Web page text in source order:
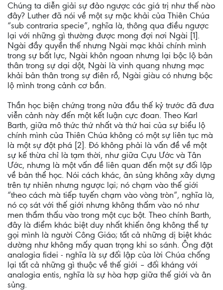
Chúng ta diễn giải sự đảo ngược các giá trị như thế nào
đây? Luther đã nói về một sự mặc khải của Thiên Chúa
“sub contraria specie”, nghĩa là, thông qua điều ngược
lại với những gì thường được mong đợi nơi Ngài [1].
Ngài đầy quyền thế nhưng Ngài mạc khải chính mình
trong sự bất lực, Ngài khôn ngoan nhưng lại bộc lộ bản
thân trong sự dại dột, Ngài là vinh quang nhưng mạc
khải bản thân trong sự điên rồ, Ngài giàu có nhưng bộc
lộ mình trong cảnh cơ bần.
Thần học biện chứng trong nửa đầu thế kỷ trước đã đưa
viễn cảnh này đến một kết luận cực đoan. Theo Karl
Barth, giữa mô thức thứ nhất và thứ hai của sự biểu lộ
chính mình của Thiên Chúa không có một sự liên tục mà
là một sự đột phá [2]. Đó không phải là vấn đề về một
sự kế thừa chỉ là tạm thời, như giữa Cựu Ước và Tân
Ước, nhưng là một vấn đề liên quan đến một sự đối lập
về bản thể học. Nói cách khác, ân sủng không xây dựng
trên tự nhiên nhưng ngược lại; nó chạm vào thế giới
“theo cách mà tiếp tuyến chạm vào vòng tròn”, nghĩa là,
nó cọ sát với thế giới nhưng không thấm vào nó như
men thẩm thấu vào trong một cục bột. Theo chính Barth,
đây là điểm khác biệt duy nhất khiến ông không thể tự
gọi mình là người Công Giáo; tất cả những dị biệt khác
dường như không mấy quan trọng khi so sánh. Ông đặt
analogia fidei - nghĩa là sự đối lập của lời Chúa chống
lại tất cả những gì thuộc về thế giới – đối kháng với
analogia entis, nghĩa là sự hòa hợp giữa thế giới và ân
sủng.